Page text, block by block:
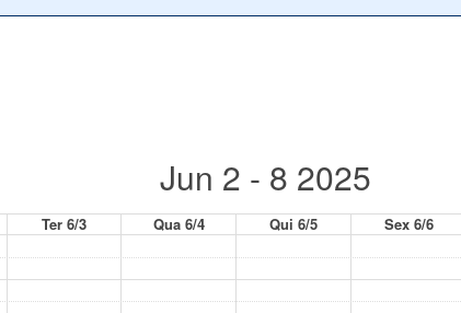
Jun 2 - 8 2025
Ter 6/3 Qua 6/4 Qui 6/5 Sex 6/6